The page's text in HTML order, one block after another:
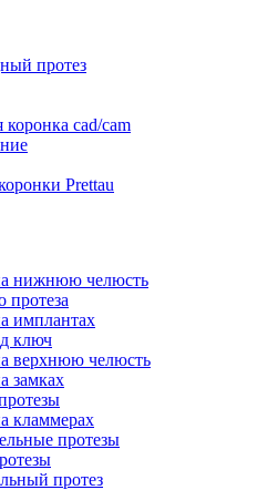
протез
cad/cam
Prettau
нижнюю челюсть
протеза
имплантах
ключ
верхнюю челюсть
замках
кламмерах
протезы
протез